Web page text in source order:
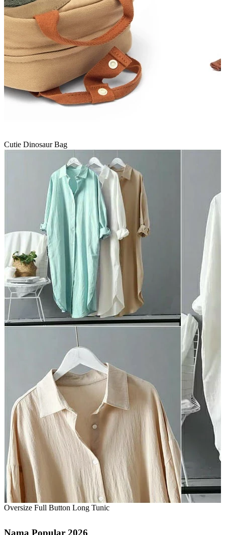
Cutie Dinosaur Bag
Oversize Full Button Long Tunic
Nama Popular 2026